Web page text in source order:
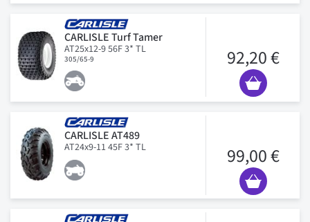
CARLISLE Turf Tamer
AT25x12-9 56F 3* TL
305/65-9 92,20 €
CARLISLE AT489
AT24x9-11 45F 3* TL 99,00 €